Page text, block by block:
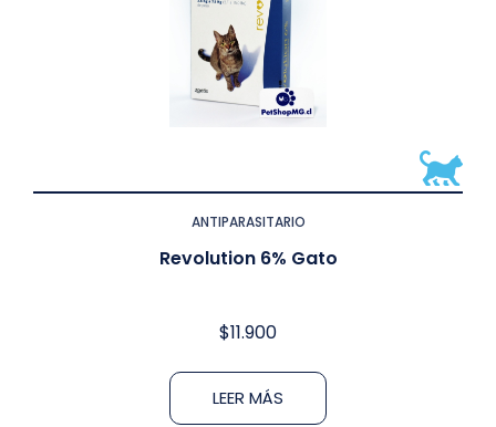
ANTIPARASITARIO
Revolution 6% Gato
$11.900
LEER MÁS